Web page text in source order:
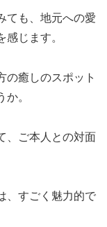
ても、地元への愛
じます。
の癒しのスポット
。
、ご本人との対面
、すごく魅力的で